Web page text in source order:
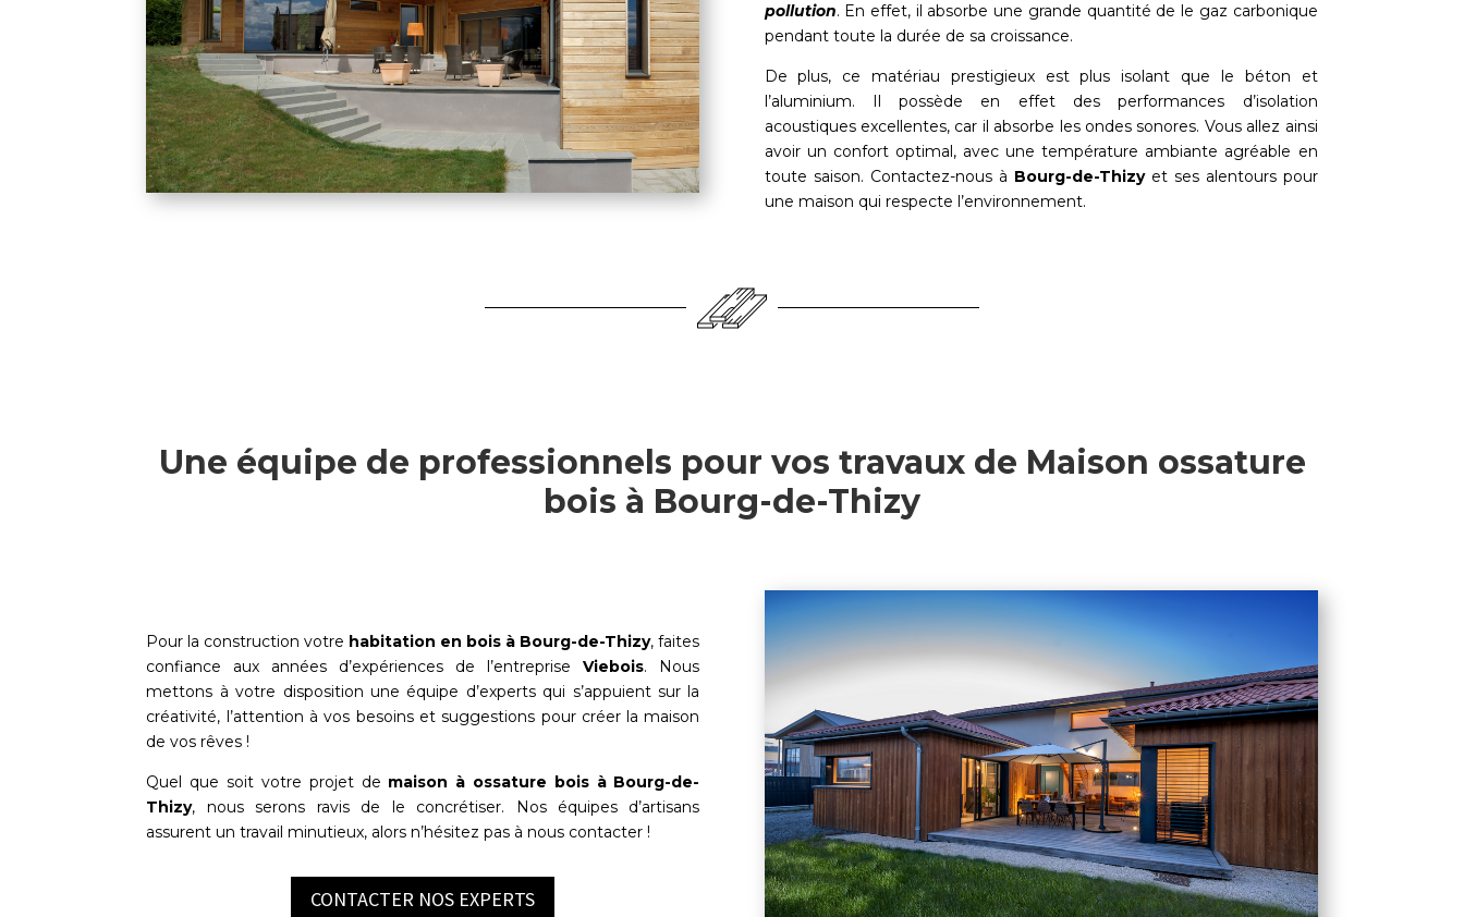
pollution. En effet, il absorbe une grande quantité de le gaz carbonique
pendant toute la durée de sa croissance.
De plus, ce matériau prestigieux est plus isolant que le béton et
l’aluminium. Il possède en effet des performances d’isolation
acoustiques excellentes, car il absorbe les ondes sonores. Vous allez ainsi
avoir un confort optimal, avec une température ambiante agréable en
toute saison. Contactez-nous à Bourg-de-Thizyet ses alentours pour
une maison qui respecte l’environnement.
Une équipe de professionnels pour vos travaux de Maison ossature
bois à Bourg-de-Thizy
Pour la construction votre habitation en bois à Bourg-de-Thizy, faites
confiance aux années d’expériences de l’entrepriseViebois. Nous
mettons à votre disposition une équipe d’experts qui s’appuient sur la
créativité, l’attention à vos besoins et suggestions pour créer la maison
de vos rêves !
Quel que soit votre projet de maison à ossature bois à Bourg-de-
Thizy, nous serons ravis de le concrétiser. Nos équipes d’artisans
assurent un travail minutieux, alors n’hésitez pas à nous contacter !
CONTACTER NOS EXPERTS